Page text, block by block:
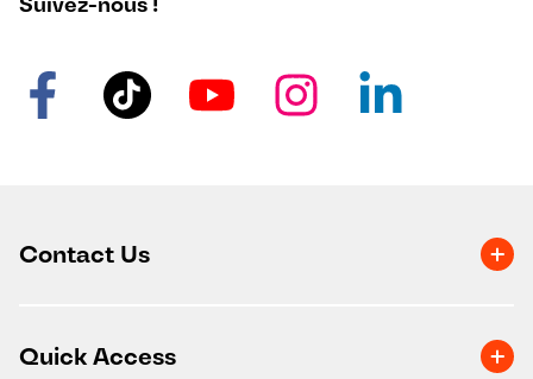
Contact Us
Quick Access